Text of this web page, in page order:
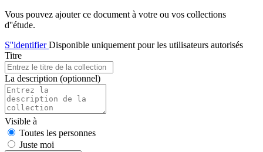
Vous pouvez ajouter ce document à votre ou vos collections
d''étude.
S''identifierDisponible uniquement pour les utilisateurs autorisés
Titre
La description (optionnel)
Visible à
Toutes les personnes
Juste moi